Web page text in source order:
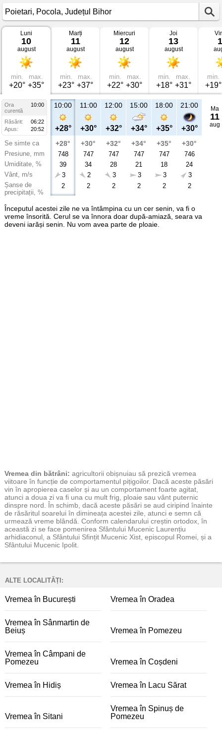
Vremea
Poietari
Pocola,
Județul
Luni
10
august
min.
+20°
max.
+35°
Marți
11
august
min.
+23°
max.
+37°
Miercuri
12
august
min.
+22°
max.
+30°
Joi
13
august
min.
+18°
max.
+31°
min.
+19°
Ora
10:00
curentă
Răsărit:
06:22
Apus:
20:52
Se simte ca
Presiune, mm
Umiditate, %
Vânt, m/s
Șanse de
precipitații, %
10:00
+28°
+28°
748
39
3
2
11:00
+30°
+30°
747
34
2
2
12:00
+32°
+32°
747
28
3
2
15:00
+34°
+34°
747
21
3
2
18:00
+35°
+35°
747
18
3
2
21:00
+30°
+30°
746
24
3
2
Ma
11
aug
Începutul acestei zile ne va întâmpina cu un cer senin, va fi o
vreme însorită. Cerul se va înnora doar după-amiază, seara va
deveni iarăși senin. Nu vom avea parte de ploaie.
Vremea din bătrâni: agricultorii obișnuiau să prezică vremea
viitoare în funcție de comportamentul pițigoilor. Dacă aceste păsări
vin în apropierea caselor și au un comportament foarte agitat,
atunci a doua zi va fi una cu mult frig, ploaie sau vânt puternic
dinspre nord. În schimb, dacă aceste păsări se aud ciripind înainte
de răsăritul soarelui în dimineața acestei zile, atunci e semn că
urmează vreme blândă. Conform calendarului creștin ortodox, în
această zi se face pomenirea Sfântului Mucenic Laurențiu
arhidiaconul, a Sfântului Sfințit Mucenic Xist, episcopul Romei, și a
Sfântului Mucenic Ipolit.
ALTE LOCALITĂȚI:
Vremea în București Vremea în Oradea
Vremea în Sânmartin de
Beiuș
Vremea în Pomezeu
Vremea în Câmpani de
Pomezeu
Vremea în Coșdeni
Vremea în Hidiș Vremea în Lacu Sărat
Vremea în Sitani
Vremea în Spinuș de
Pomezeu